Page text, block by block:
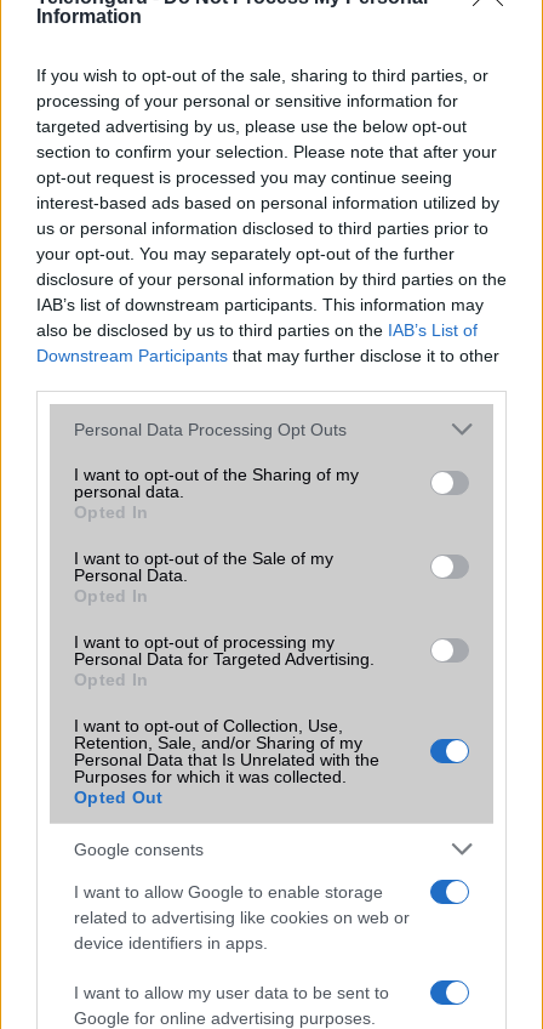
Information
If you wish to opt-out of the sale, sharing to third parties, or
processing of your personal or sensitive information for
targeted advertising by us, please use the below opt-out
section to confirm your selection. Please note that after your
opt-out request is processed you may continue seeing
interest-based ads based on personal information utilized by
us or personal information disclosed to third parties prior to
your opt-out. You may separately opt-out of the further
disclosure of your personal information by third parties on the
IAB’s list of downstream participants. This information may
also be disclosed by us to third parties on the IAB’s List of
Downstream Participants that may further disclose it to other
Please note that this website/app uses one or more Google
not limited to your visit or usage behaviour. You may click to
grant or deny consent to Google and its third-party tags to
use your data for below specified purposes in below Google
consent section.
Personal Data Processing Opt Outs
I want to opt-out of the Sharing of my
personal data.
Opted In
I want to opt-out of the Sale of my
Personal Data.
Opted In
I want to opt-out of processing my
Personal Data for Targeted Advertising.
Opted In
I want to opt-out of Collection, Use,
Retention, Sale, and/or Sharing of my
Personal Data that Is Unrelated with the
Purposes for which it was collected.
Opted Out
Google consents
I want to allow Google to enable storage
related to advertising like cookies on web or
device identifiers in apps.
I want to allow my user data to be sent to
Google for online advertising purposes.
Galaxy készülék számára ez lesz az út vége.
iPhone 18 bemutató dátum - ekkor
rántja le a leplet az Apple az új
csúcsmobilokról
2026.06.29| Phone Arena
A szeptemberi eseményen az iPhone 18 Pro modellek
mellett a régóta pletykált hajlítható iPhone Ultra is
bemutatkozhat, miközben az áremelésekről szóló
találgatások továbbra is beárnyékolják a rajtot.
Az Android rejtett automatizmusai: hat
funkció, amely észrevétlenül könnyíti
meg a mindennapokat
Sok felhasználó külön alkalmazásokra esküszik, pedig az
Android már évek óta olyan intelligens funkciókat kínál,
Ez a rejtett Samsung funkció teljesen
megváltoztatja a mobilhasználatot –
sokan mégsem tudnak róla
2026.07.12
jelentősen felgyorsítja a mindennapi használatot,
miközben a Pixel telefonokból továbbra is hiányzik.
KAPCSOLÓDÓ HÍREK
Érkezik a OnePlus 5T!
November 20-án jön a OnePlus 5T
10 mázlista ingyen OnePlus 5T-t kap